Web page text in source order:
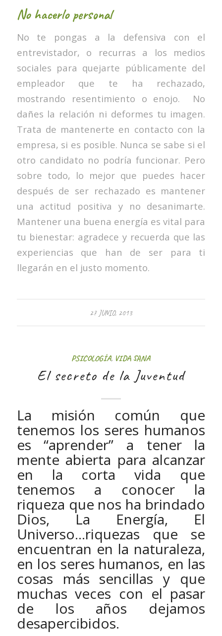
No hacerlo personal
No te pongas a la defensiva con el
entrevistador, o recurras a los medios
sociales para quejarte públicamente del
empleador que te ha rechazado,
mostrando resentimiento o enojo. No
dañes la relación ni deformes tu imagen.
Trata de mantenerte en contacto con la
empresa, si es posible. Nunca se sabe si el
otro candidato no podría funcionar. Pero
sobre todo, lo mejor que puedes hacer
después de ser rechazado es mantener
una actitud positiva y no desanimarte.
Mantener una buena energía es vital para
tu bienestar: agradece y recuerda que las
experiencias que han de ser para ti
llegarán en el justo momento.
27 JUNIO, 2013
PSICOLOGÍA, VIDA SANA
El secreto de la Juventud
La misión común que
tenemos los seres humanos
es “aprender” a tener la
mente abierta para alcanzar
en la corta vida que
tenemos a conocer la
riqueza que nos ha brindado
Dios, La Energía, El
Universo…riquezas que se
encuentran en la naturaleza,
en los seres humanos, en las
cosas más sencillas y que
muchas veces con el pasar
de los años dejamos
desapercibidos.